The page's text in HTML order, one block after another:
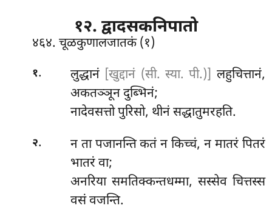
१२. द्वादसकनिपातो
४६४. चूळकुणालजातकं (१)
१. लुद्धानं [खुद्दानं (सी. स्या. पी.)] लहुचित्तानं,
अकतञ्ञून दुब्भिनं;
नादेवसत्तो पुरिसो, थीनं सद्धातुमरहति.
२.
न ता पजानन्ति कतं न किच्चं, न मातरं पितरं
भातरं वा;
अनरिया समतिक्कन्तधम्मा, सस्सेव चित्तस्स
वसं वजन्ति.